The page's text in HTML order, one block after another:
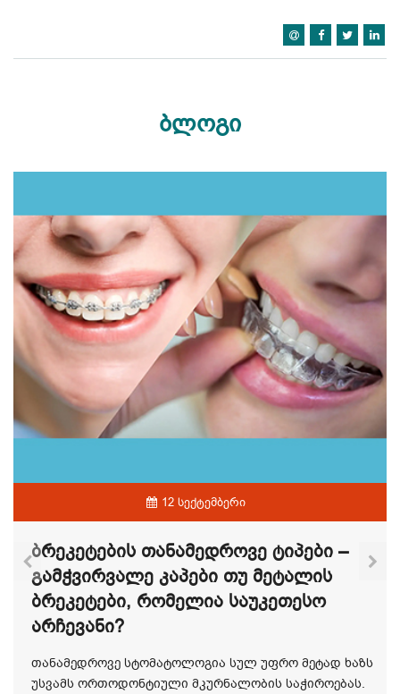
ბლოგი
12 სექტემბერი
Ბრეკეტების Თანამედროვე Ტიპები –
Გამჭვირვალე Კაპები Თუ Მეტალის
Ბრეკეტები, Რომელია Საუკეთესო
Არჩევანი?
თანამედროვე სტომატოლოგია სულ უფრო მეტად ხაზს
უსვამს ორთოდონტიული მკურნალობის საჭიროებას.